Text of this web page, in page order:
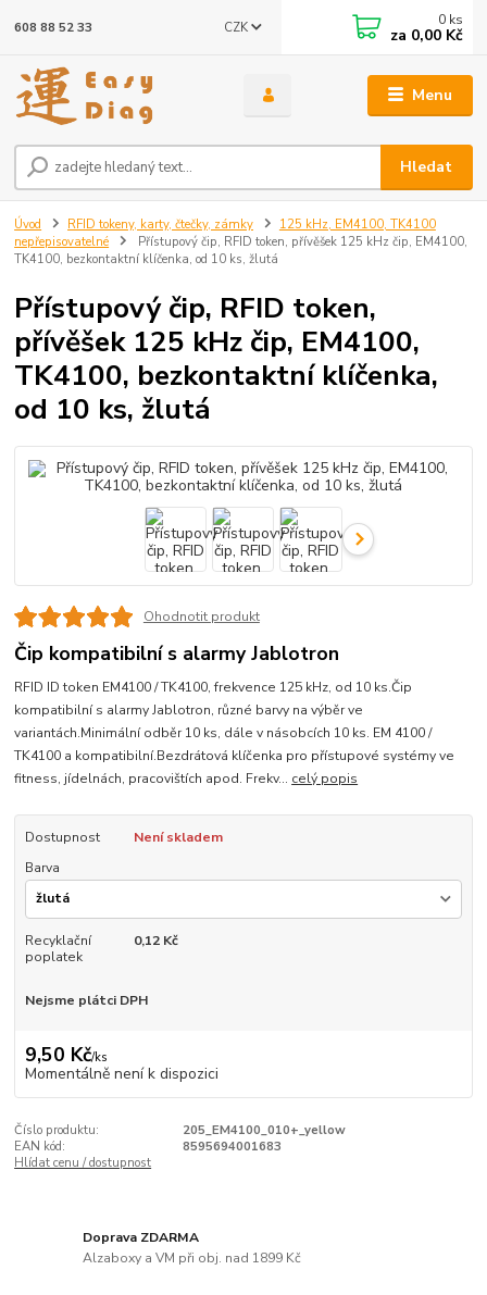
Menu
CZK
Hledat
608 88 52 33 0 ks
za 0,00 Kč
Úvod RFID tokeny, karty, čtečky, zámky
125 kHz, EM4100, TK4100
nepřepisovatelné
Přístupový čip, RFID token, přívěšek 125 kHz čip, EM4100,
TK4100, bezkontaktní klíčenka, od 10 ks, žlutá
Přístupový čip, RFID token,
přívěšek 125 kHz čip, EM4100,
TK4100, bezkontaktní klíčenka,
od 10 ks, žlutá
Ohodnotit produkt
Čip kompatibilní s alarmy Jablotron
RFID ID token EM4100 / TK4100, frekvence 125 kHz, od 10 ks.Čip
kompatibilní s alarmy Jablotron, různé barvy na výběr ve
variantách.Minimální odběr 10 ks, dále v násobcích 10 ks. EM 4100 /
TK4100 a kompatibilní.Bezdrátová klíčenka pro přístupové systémy ve
fitness, jídelnách, pracovištích apod. Frekv... celý popis
Dostupnost
Není skladem
Barva
Recyklační
poplatek
0,12 Kč
Nejsme plátci DPH
9,50 Kč/ks
Momentálně není k dispozici
Číslo produktu:
205_EM4100_010+_yellow
EAN kód:
8595694001683
Hlídat cenu / dostupnost
Doprava ZDARMA
Alzaboxy a VM při obj. nad 1899 Kč